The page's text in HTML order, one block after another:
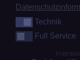
TechnikTechnik
Full ServiceFull Service